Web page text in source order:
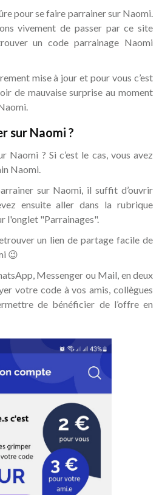
pour se faire parrainer sur Naomi.
vivement de passer par ce site
un code parrainage Naomi
mise à jour et pour vous c’est
de mauvaise surprise au moment
sur Naomi ?
Naomi ? Si c’est le cas, vous avez
Naomi.
sur Naomi, il suffit d’ouvrir
ensuite aller dans la rubrique
l'onglet "Parrainages".
un lien de partage facile de
😉
Messenger ou Mail, en deux
votre code à vos amis, collègues
de bénéficier de l’offre en